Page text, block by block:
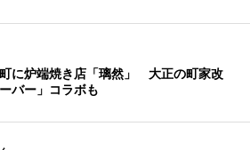
に炉端焼き店「璃然」 大正の町家改
バー」コラボも